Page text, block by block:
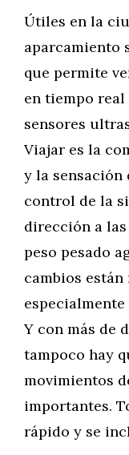
Útiles en la
aparcamiento
que permite
en tiempo real
sensores
Viajar es la
y la sensación
control de la
dirección a
peso pesado
cambios
Y con más de
tampoco hay
movimientos
importantes.
rápido y se